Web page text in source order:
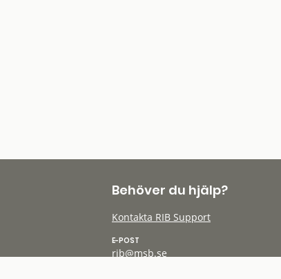
Behöver du hjälp?
Kontakta RIB Support
E-POST
rib@msb.se